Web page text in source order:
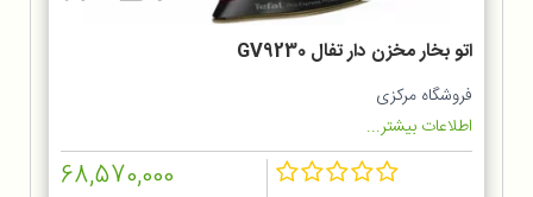
اتو بخار مخزن دار تفال GV9230
فروشگاه مرکزی
اطلاعات بیشتر...
68,570,000